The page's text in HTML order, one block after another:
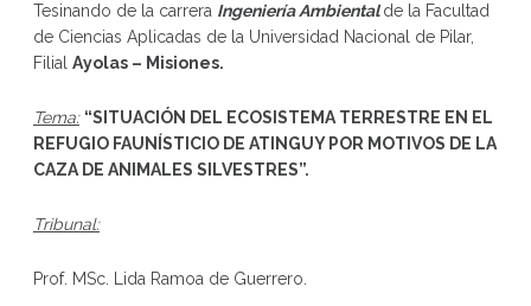
Tesinando de la carrera Ingeniería Ambientalde la Facultad
de Ciencias Aplicadas de la Universidad Nacional de Pilar,
Filial Ayolas – Misiones.
Tema: “SITUACIÓN DEL ECOSISTEMA TERRESTRE EN EL
REFUGIO FAUNÍSTICIO DE ATINGUY POR MOTIVOS DE LA
CAZA DE ANIMALES SILVESTRES”.
Tribunal:
Prof. MSc. Lida Ramoa de Guerrero.